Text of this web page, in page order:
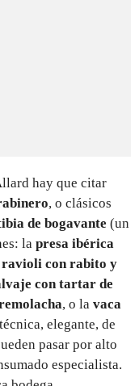
hay que citar
, o clásicos
de bogavante (un
la presa ibérica
ravioli con rabito y
con tartar de
, o la vaca
elegante, de
pasar por alto
especialista.